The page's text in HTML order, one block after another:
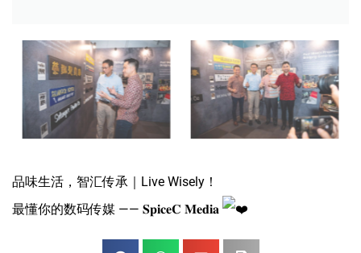
品味生活，智汇传承｜Live Wisely！
最懂你的数码传媒 —— 𝐒𝐩𝐢𝐜𝐞𝐂 𝐌𝐞𝐝𝐢𝐚